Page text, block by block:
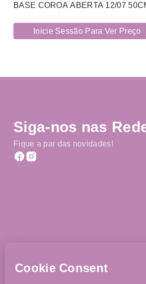
BASE COROA ABERTA 12/07
Inicie Sessão Para Ver Preço
Siga-nos nas
Fique a par das novidades!